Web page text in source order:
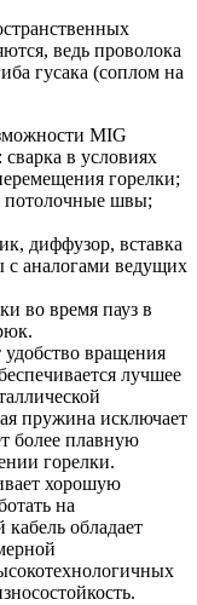
ведь проволока
гусака (соплом на
MIG
в условиях
горелки;
потолочные швы;
диффузор, вставка
с аналогами ведущих
во время пауз в
вращения
лучшее
пружина исключает
более плавную
горелки.
хорошую
на
обладает